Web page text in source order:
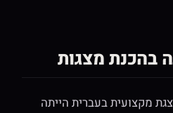
מצגות
מקצועית בעברית הייתה